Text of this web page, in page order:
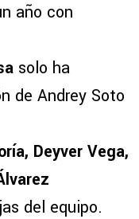
año con
solo ha
de Andrey Soto
Deyver Vega,
del equipo.